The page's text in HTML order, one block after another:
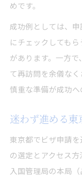
る
ビザ申請
東京入国
めです。
成功例としては、
にチェックしても
があります。一方
て再訪問を余儀なく
慎重な準備が成功へ
迷わず進める東
東京都でビザ申請
の選定とアクセス
入国管理局の本局